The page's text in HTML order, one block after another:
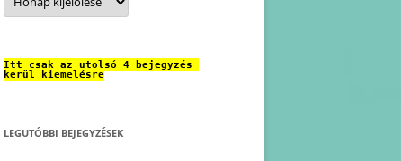
Itt csak az utolsó 4 bejegyzés
kerül kiemelésre
LEGUTÓBBI BEJEGYZÉSEK